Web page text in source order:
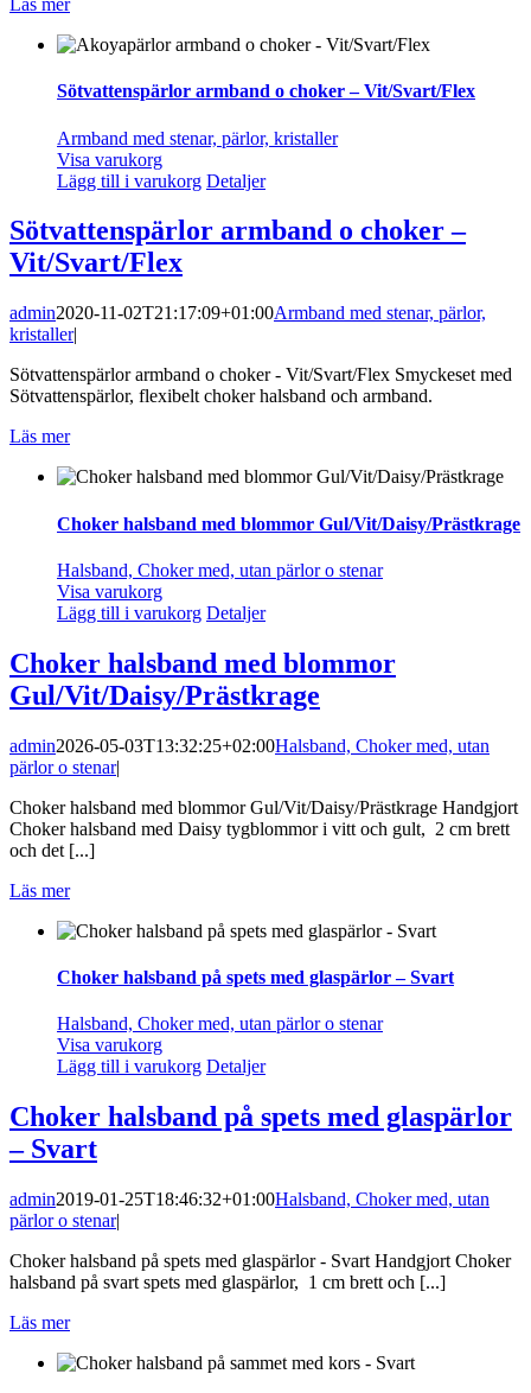
Läs mer
Sötvattenspärlor armband o choker – Vit/Svart/Flex
Armband med stenar, pärlor, kristaller
Visa varukorg
Lägg till i varukorg Detaljer
Sötvattenspärlor armband o choker –
Vit/Svart/Flex
admin2020-11-02T21:17:09+01:00Armband med stenar, pärlor,
kristaller|
Sötvattenspärlor armband o choker - Vit/Svart/Flex Smyckeset med
Sötvattenspärlor, flexibelt choker halsband och armband.
Läs mer
Choker halsband med blommor Gul/Vit/Daisy/Prästkrage
Halsband, Choker med, utan pärlor o stenar
Visa varukorg
Lägg till i varukorg Detaljer
Choker halsband med blommor
Gul/Vit/Daisy/Prästkrage
admin2026-05-03T13:32:25+02:00Halsband, Choker med, utan
pärlor o stenar|
Choker halsband med blommor Gul/Vit/Daisy/Prästkrage Handgjort
Choker halsband med Daisy tygblommor i vitt och gult, 2 cm brett
och det [...]
Läs mer
Choker halsband på spets med glaspärlor – Svart
Halsband, Choker med, utan pärlor o stenar
Visa varukorg
Lägg till i varukorg Detaljer
Choker halsband på spets med glaspärlor
– Svart
admin2019-01-25T18:46:32+01:00Halsband, Choker med, utan
pärlor o stenar|
Choker halsband på spets med glaspärlor - Svart Handgjort Choker
halsband på svart spets med glaspärlor, 1 cm brett och [...]
Läs mer